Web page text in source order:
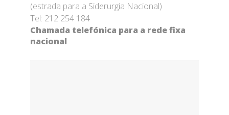
(estrada para a Siderurgia Nacional)
Tel: 212 254 184
Chamada telefónica para a rede fixa
nacional